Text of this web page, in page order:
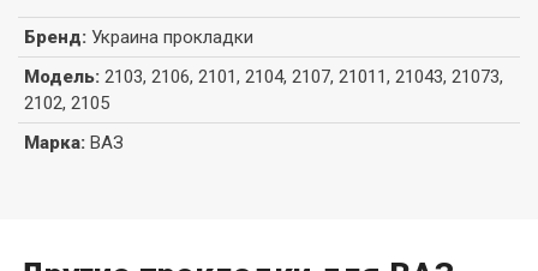
Бренд: Украина прокладки
Модель: 2103, 2106, 2101, 2104, 2107, 21011, 21043, 21073,
2102, 2105
Марка: ВАЗ